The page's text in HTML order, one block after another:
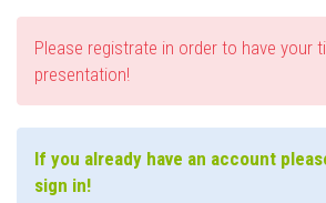
Please registrate in order to have your
presentation!
If you already have an account
sign in!